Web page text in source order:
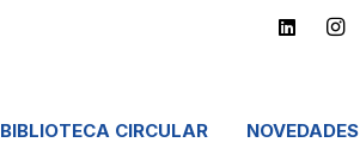
BIBLIOTECA CIRCULAR NOVEDADES